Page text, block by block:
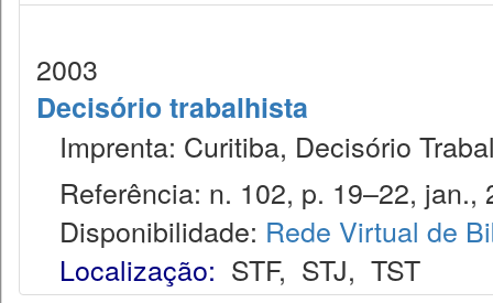
2003
Decisório trabalhista
Imprenta: Curitiba, Decisório
Referência: n. 102, p. 19–22, jan.,
Disponibilidade: Rede Virtual de
Localização: STF, STJ, TST